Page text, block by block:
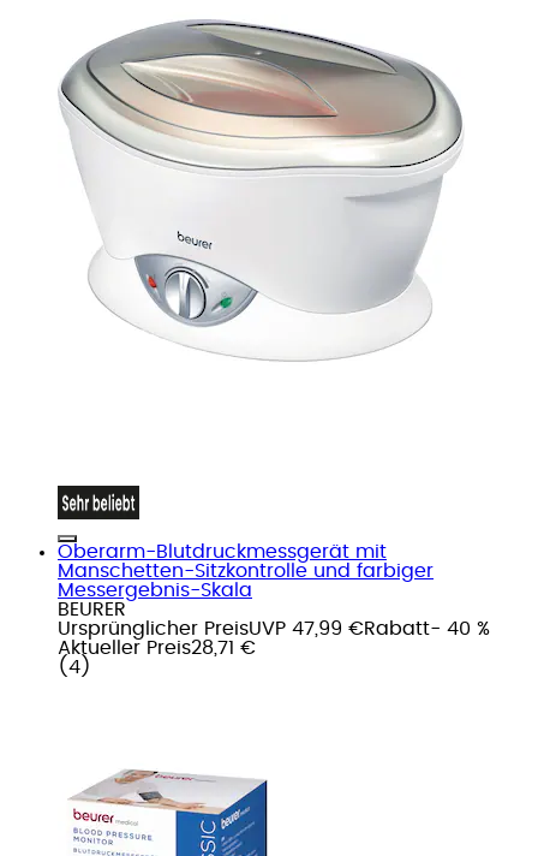
Oberarm-Blutdruckmessgerät mit
Manschetten-Sitzkontrolle und farbiger
Messergebnis-Skala
BEURER
Ursprünglicher PreisUVP 47,99 €Rabatt- 40 %
Aktueller Preis28,71 €
( 4 )